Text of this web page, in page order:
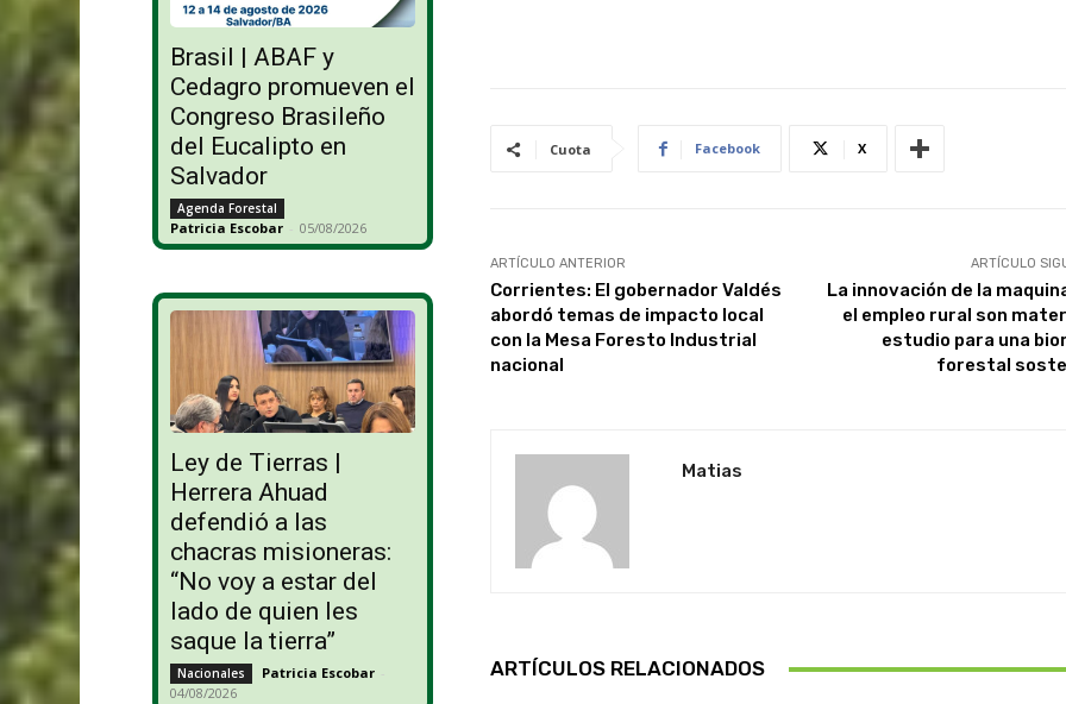
Brasil | ABAF y
Cedagro promueven el
Congreso Brasileño
del Eucalipto en
Salvador
Agenda Forestal
Patricia Escobar - 05/08/2026
Ley de Tierras |
Herrera Ahuad
defendió a las
chacras misioneras:
“No voy a estar del
lado de quien les
saque la tierra”
Nacionales Patricia Escobar -
04/08/2026
Cuota Facebook X
ARTÍCULO ANTERIOR
Corrientes: El gobernador Valdés
abordó temas de impacto local
con la Mesa Foresto Industrial
nacional
ARTÍCULO
La innovación de la
el empleo rural son
estudio para una
forestal
Matias
ARTÍCULOS RELACIONADOS